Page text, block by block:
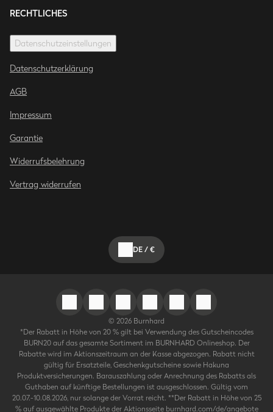
RECHTLICHES
Datenschutzeinstellungen
Datenschutzerklärung
AGB
Impressum
Garantie
Widerrufsbelehrung
Vertrag widerrufen
DE/€
© 2026 Burnhard
*Der Rabatt in Höhe von 20 % gilt bei Verwendung des Gutscheincodes
BURN20 auf das gesamte Sortiment im BURNHARD Onlineshop. Der
Rabatte wird im Aktionszeitraum an der Kasse abgezogen. Rabatt nicht
gültig für Ersatzteile, Geschenkgutscheine sowie Hakuna
Produktversicherungen. Barauszahlung oder Anrechnung des Rabatts als
Guthaben auf künftige Bestellungen ist ausgeschlossen. Gültig vom
20.07.-10.08.2026, nur solange der Vorrat reicht. **Der Rabatt in Höhe von 25
% auf ausgewählte Produkte der Aktionsseite burnhard.com/de/angebote